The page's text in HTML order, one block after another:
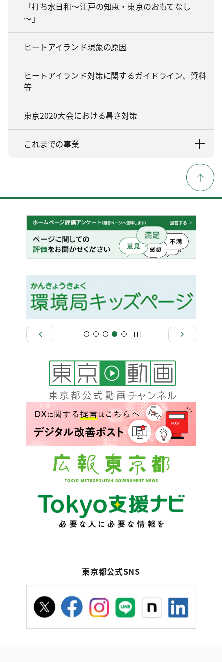
「打ち水日和～江戸の知恵・東京のおもてなし
～」
ヒートアイランド現象の原因
ヒートアイランド対策に関するガイドライン、資料
等
東京2020大会における暑さ対策
これまでの事業
東京都公式SNS